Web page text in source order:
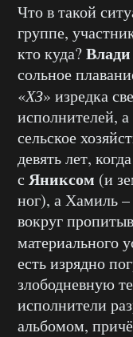
Что в такой
группе,
кто куда?Влади
сольное
«ХЗ» изредка
исполнителей, а
сельское
девять лет,
с Яниксом (и
ног), а Хамиль –
вокруг
материального
есть изрядно
злободневную
исполнители
альбомом,